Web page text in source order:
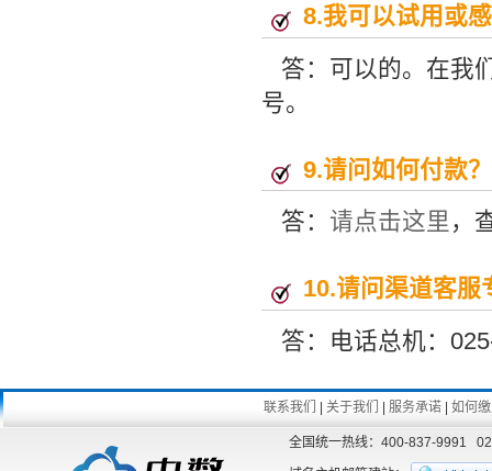
8.我可以试用或
答：可以的。在我
号。
9.请问如何付款
答： 请点击这里 ，
10.请问渠道客服
答：电话总机：
联系我们 |关于我们 |服务承诺 |如何
全国统一热线：400-837-9991